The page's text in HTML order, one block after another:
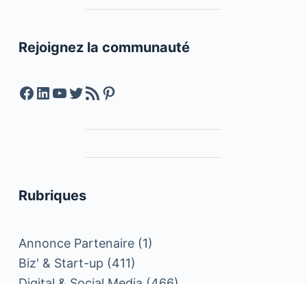
Rejoignez la communauté
Facebook
LinkedIn
YouTube
Twitter
Feed RSSPinterest
Rubriques
Annonce Partenaire(1)
Biz' & Start-up (411)